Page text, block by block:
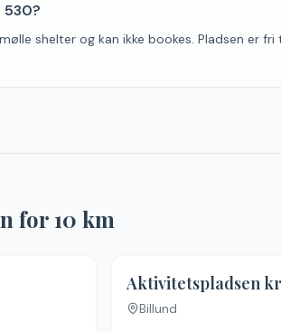
530?
shelter og kan ikke bookes. Pladsen er fri
for10 km
Aktivitetspladsen
Billund